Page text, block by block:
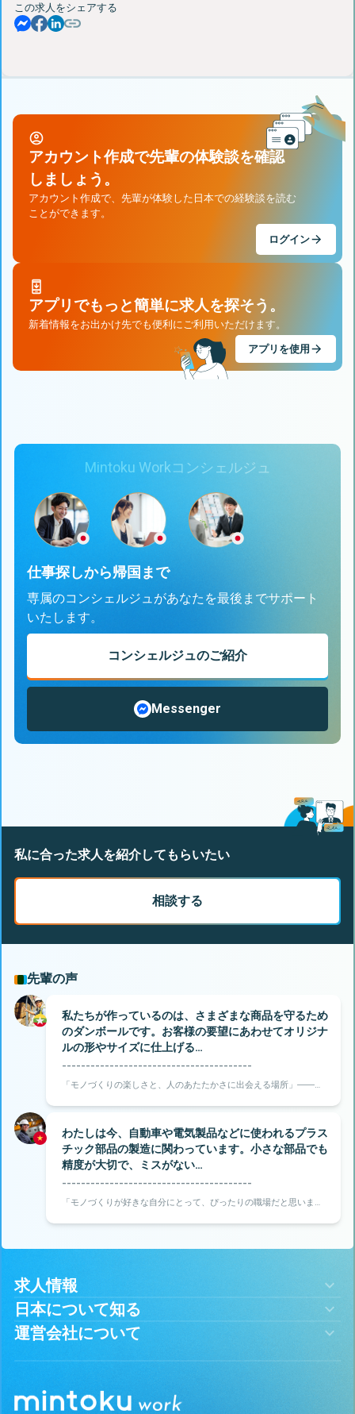
この求人をシェアする
アカウント作成で先輩の体験談を確認
しましょう。
アカウント作成で、先輩が体験した日本での経験談を読む
ことができます。
ログイン
アプリでもっと簡単に求人を探そう。
新着情報をお出かけ先でも便利にご利用いただけます。
アプリを使用
Mintoku Workコンシェルジュ
仕事探しから帰国まで
専属のコンシェルジュがあなたを最後までサポート
いたします。
コンシェルジュのご紹介
Messenger
私に合った求人を紹介してもらいたい
相談する
先輩の声
私たちが作っているのは、さまざまな商品を守るため
のダンボールです。お客様の要望にあわせてオリジナ
ルの形やサイズに仕上げる…
----------------------------------------
「モノづくりの楽しさと、人のあたたかさに出会える場所」――そ
わたしは今、自動車や電気製品などに使われるプラス
チック部品の製造に関わっています。小さな部品でも
精度が大切で、ミスがない…
----------------------------------------
「モノづくりが好きな自分にとって、ぴったりの職場だと思いまし
求人情報
日本について知る
運営会社について